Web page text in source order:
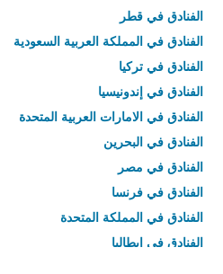
الفنادق في قطر
الفنادق في المملكة العربية السعودية
الفنادق في تركيا
الفنادق في إندونيسيا
الفنادق في الامارات العربية المتحدة
الفنادق في البحرين
الفنادق في مصر
الفنادق في فرنسا
الفنادق في المملكة المتحدة
الفنادق في إيطاليا